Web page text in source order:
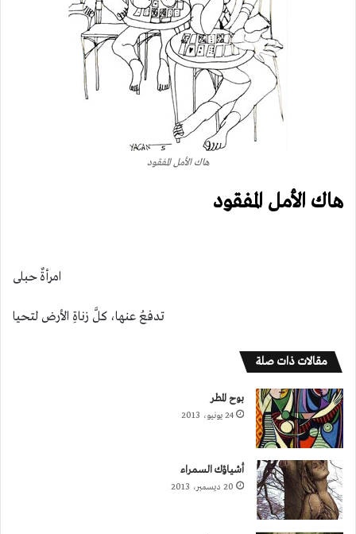
هاك الأمل المفقود
هاك الأمل المفقود
امرأةٌ حبلى
تدفعُ عنها، كلَّ زناةِ الأرض لتحيا
مقالات ذات صلة
بوح المطر
24 يونيو، 2013
أشياؤك السمراء
20 ديسمبر، 2013